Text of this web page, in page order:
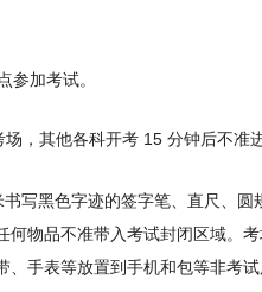
参加考试。
，其他各科开考 15 分钟后不准
写黑色字迹的签字笔、直尺、
何物品不准带入考试封闭区域。
手表等放置到手机和包等非考试